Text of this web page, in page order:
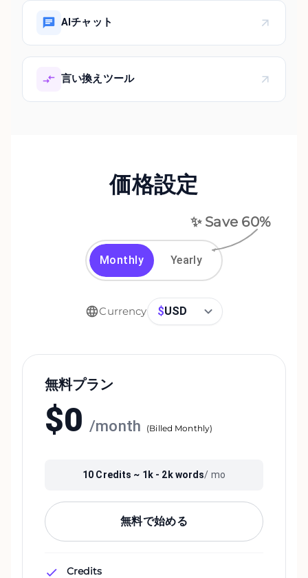
AIチャット
言い換えツール
価格設定
✨ Save 60%
Monthly Yearly
Currency $USD
無料プラン
$0 /month (Billed Monthly)
10 Credits ~ 1k - 2kwords/ mo
無料で始める
Credits